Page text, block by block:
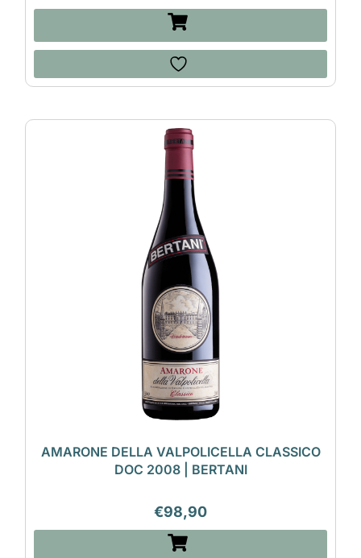
AMARONE DELLA VALPOLICELLA CLASSICO
DOC 2008 | BERTANI
€98,90